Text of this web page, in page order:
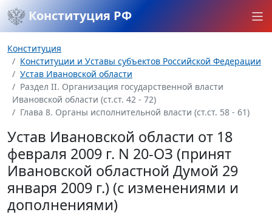
Конституция РФ
Конституция
Конституции и Уставы субъектов Российской Федерации
Устав Ивановской области
Раздел II. Организация государственной власти
Ивановской области (ст.ст. 42 - 72)
Глава 8. Органы исполнительной власти (ст.ст. 58 - 61)
Устав Ивановской области от 18
февраля 2009 г. N 20-ОЗ (принят
Ивановской областной Думой 29
января 2009 г.) (с изменениями и
дополнениями)